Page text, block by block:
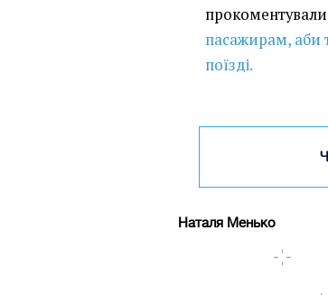
пасажирам, аби
поїзді.
Наталя Менько